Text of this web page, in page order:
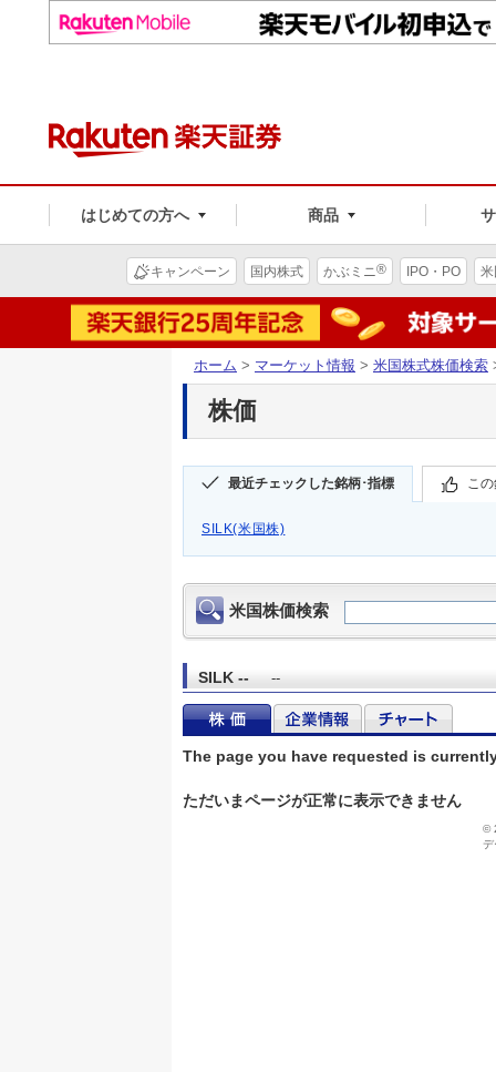
はじめての方へ 商品
キャンペーン 国内株式 かぶミニ® IPO・PO
ホーム > マーケット情報 > 米国株式株価検索
株価
最近チェックした銘柄･指標 こ
SILK(米国株)